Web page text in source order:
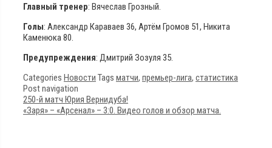
Главный тренер: Вячеслав Грозный.
Голы: Александр Караваев 36, Артём Громов 51, Никита
Каменюка 80.
Предупреждения: Дмитрий Зозуля 35.
Categories Новости Tags матчи, премьер-лига, статистика
Post navigation
250-й матч Юрия Вернидуба!
«Заря» – «Арсенал» – 3:0. Видео голов и обзор матча.